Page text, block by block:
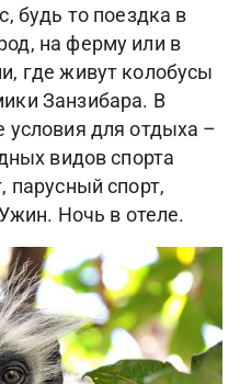
будь то поездка в
на ферму или в
где живут колобусы
Занзибара. В
условия для отдыха –
видов спорта
парусный спорт,
Ночь в отеле.